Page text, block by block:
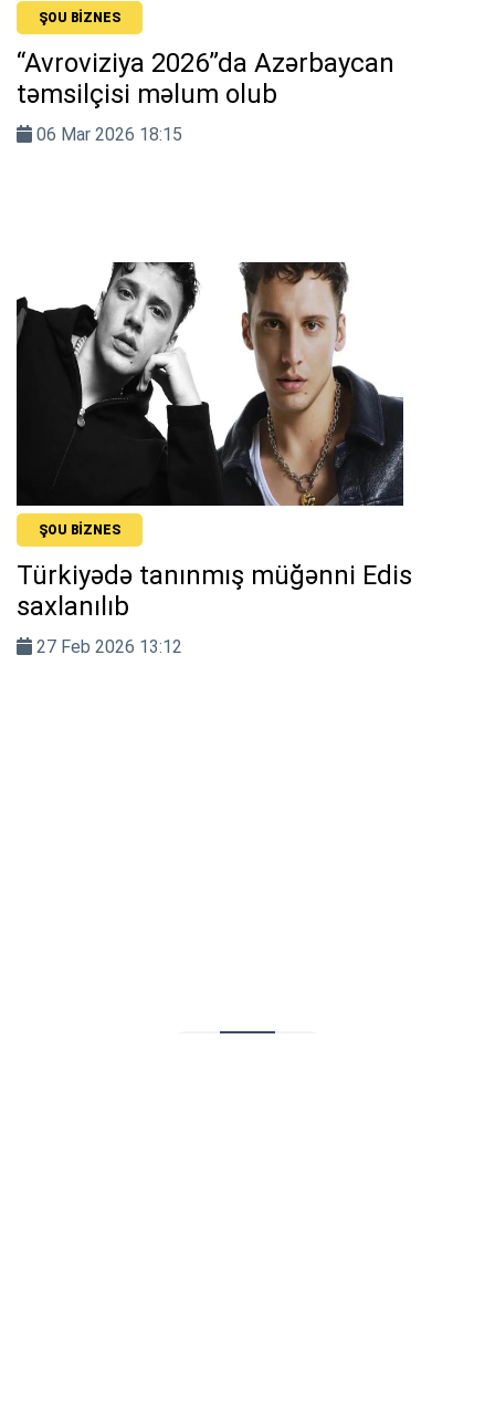
ŞOU BIZNES
“Avroviziya 2026”da Azərbaycan
təmsilçisi məlum olub
06 Mar 2026 18:15
ŞOU BIZNES
Türkiyədə tanınmış müğənni Edis
saxlanılıb
27 Feb 2026 13:12